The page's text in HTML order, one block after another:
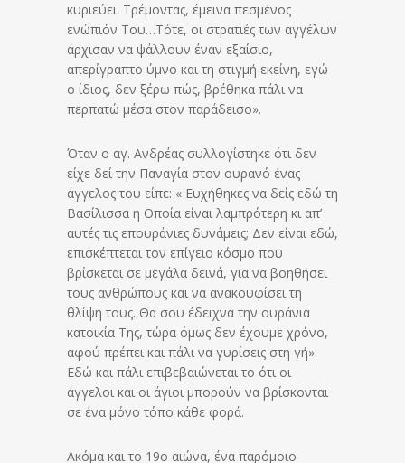
κυριεύει. Τρέμοντας, έμεινα πεσμένος
ενώπιόν Του…Τότε, οι στρατιές των αγγέλων
άρχισαν να ψάλλουν έναν εξαίσιο,
απερίγραπτο ύμνο και τη στιγμή εκείνη, εγώ
ο ίδιος, δεν ξέρω πώς, βρέθηκα πάλι να
περπατώ μέσα στον παράδεισο».
Όταν ο αγ. Ανδρέας συλλογίστηκε ότι δεν
είχε δεί την Παναγία στον ουρανό ένας
άγγελος του είπε: « Ευχήθηκες να δείς εδώ τη
Βασίλισσα η Οποία είναι λαμπρότερη κι απ’
αυτές τις επουράνιες δυνάμεις; Δεν είναι εδώ,
επισκέπτεται τον επίγειο κόσμο που
βρίσκεται σε μεγάλα δεινά, για να βοηθήσει
τους ανθρώπους και να ανακουφίσει τη
θλίψη τους. Θα σου έδειχνα την ουράνια
κατοικία Της, τώρα όμως δεν έχουμε χρόνο,
αφού πρέπει και πάλι να γυρίσεις στη γή».
Εδώ και πάλι επιβεβαιώνεται το ότι οι
άγγελοι και οι άγιοι μπορούν να βρίσκονται
σε ένα μόνο τόπο κάθε φορά.
Ακόμα και το 19ο αιώνα, ένα παρόμοιο